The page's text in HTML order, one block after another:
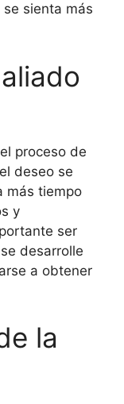
sienta más
proceso de
deseo se
más tiempo
y
ser
desarrolle
a obtener
la